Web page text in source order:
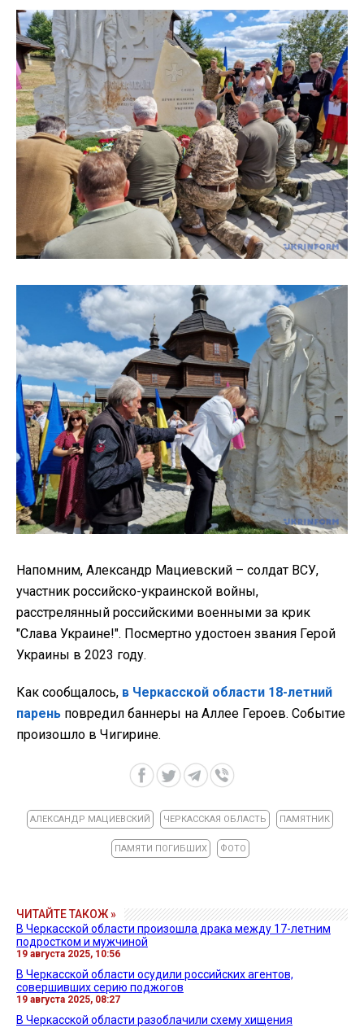
Напомним, Александр Мациевский – солдат ВСУ,
участник российско-украинской войны,
расстрелянный российскими военными за крик
"Слава Украине!". Посмертно удостоен звания Герой
Украины в 2023 году.
Как сообщалось, в Черкасской области 18-летний
парень повредил баннеры на Аллее Героев. Событие
произошло в Чигирине.
АЛЕКСАНДР МАЦИЕВСКИЙ ЧЕРКАССКАЯ ОБЛАСТЬ ПАМЯТНИК
ПАМЯТИ ПОГИБШИХ ФОТО
ЧИТАЙТЕ ТАКОЖ »
В Черкасской области произошла драка между 17-летним
подростком и мужчиной
19 августа 2025, 10:56
В Черкасской области осудили российских агентов,
совершивших серию поджогов
19 августа 2025, 08:27
В Черкасской области разоблачили схему хищения